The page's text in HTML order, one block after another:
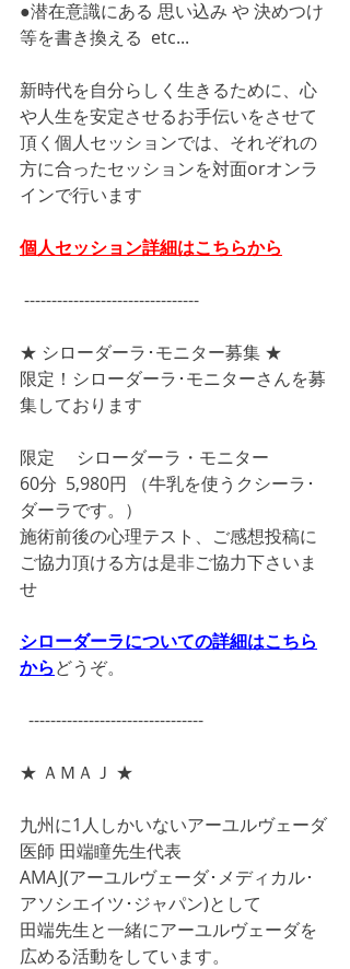
●潜在意識にある 思い込み や 決めつけ
等を書き換える  etc...
新時代を自分らしく生きるために、心
や人生を安定させるお手伝いをさせて
頂く個人セッションでは、それぞれの
方に合ったセッションを対面orオンラ
インで行います
個人セッション詳細はこちらから
--------------------------------
★ シローダーラ･モニター募集 ★
限定！シローダーラ･モニターさんを募
集しております
限定 　シローダーラ・モニター
60分  5,980円 （牛乳を使うクシーラ･
ダーラです。）
施術前後の心理テスト、ご感想投稿に
ご協力頂ける方は是非ご協力下さいま
せ
シローダーラについての詳細はこちら
からどうぞ。
--------------------------------
★ ＡＭＡＪ ★
九州に1人しかいないアーユルヴェーダ
医師 田端瞳先生代表
AMAJ(アーユルヴェーダ･メディカル･
アソシエイツ･ジャパン)として
田端先生と一緒にアーユルヴェーダを
広める活動をしています。